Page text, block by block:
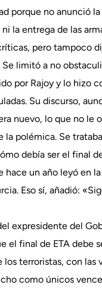
porque no anunció
la entrega de las
pero tampoco
Se limitó a no
por Rajoy y lo hizo
Su discurso,
nuevo, lo que no le
la polémica. Se
debía ser el final
hace un año leyó en
Eso sí, añadió:
expresidente del
el final de ETA debe
los terroristas, con las
como únicos